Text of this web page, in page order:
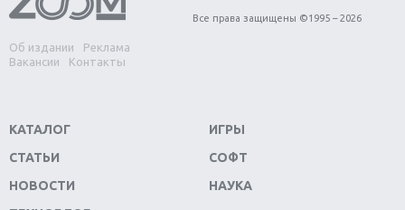
Обзор игры Forza Horizon 4: вершина эволюции
Две важных новинки для консолей: Spider-Man и
Divinity Original Sin 2
Switch
Обзор игры The Crew 2: покорение Америки
Об издании
Реклама
Вакансии
Контакты
Все права защищены ©1995 – 2026
КАТАЛОГ
СТАТЬИ
НОВОСТИ
ИГРЫ
СОФТ
НАУКА